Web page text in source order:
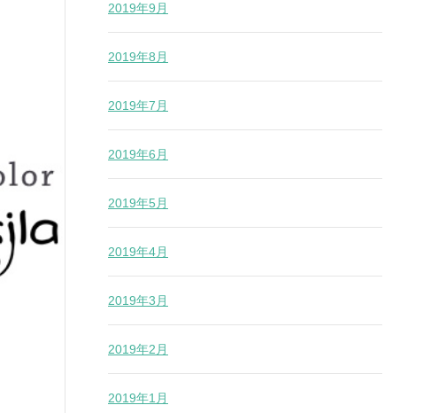
2019年9月
2019年8月
2019年7月
2019年6月
2019年5月
2019年4月
2019年3月
2019年2月
2019年1月